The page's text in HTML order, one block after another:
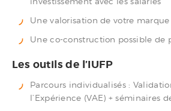
Une valorisation de votre
Une co-construction possible de
Les outils de l’IUFP
Parcours individualisés :
l’Expérience (VAE) + séminaires